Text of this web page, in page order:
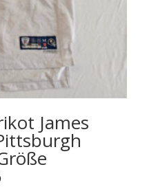
James